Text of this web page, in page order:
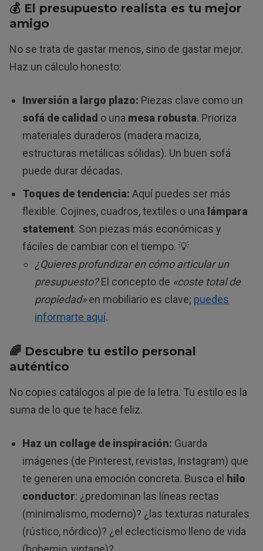
💰 El presupuesto realista es tu mejor
amigo
No se trata de gastar menos, sino de gastar mejor.
Haz un cálculo honesto:
Inversión a largo plazo: Piezas clave como un
sofá de calidad o una mesa robusta. Prioriza
materiales duraderos (madera maciza,
estructuras metálicas sólidas). Un buen sofá
puede durar décadas.
Toques de tendencia: Aquí puedes ser más
flexible. Cojines, cuadros, textiles o una lámpara
statement. Son piezas más económicas y
fáciles de cambiar con el tiempo. 💡
¿Quieres profundizar en cómo articular un
presupuesto?El concepto de «coste total de
propiedad»en mobiliario es clave; puedes
informarte aquí.
🌈 Descubre tu estilo personal
auténtico
No copies catálogos al pie de la letra. Tu estilo es la
suma de lo que te hace feliz.
Haz un collage de inspiración: Guarda
imágenes (de Pinterest, revistas, Instagram) que
te generen una emoción concreta. Busca el hilo
conductor: ¿predominan las líneas rectas
(minimalismo, moderno)? ¿las texturas naturales
(rústico, nórdico)? ¿el eclecticismo lleno de vida